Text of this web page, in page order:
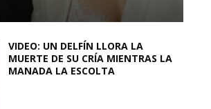
VIDEO: UN DELFÍN LLORA LA
MUERTE DE SU CRÍA MIENTRAS LA
MANADA LA ESCOLTA